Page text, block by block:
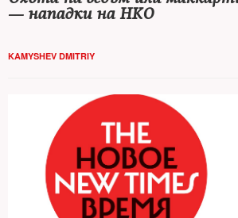
— нападки на НКО
KAMYSHEV DMITRIY